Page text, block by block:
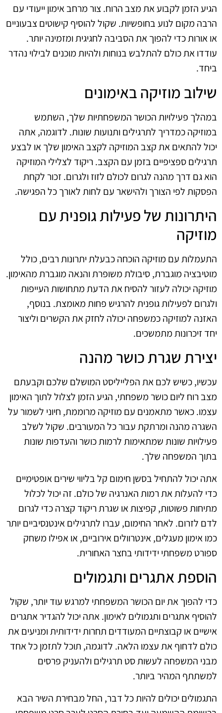
הגיע הזמן לקבוע את מצב הרוח. צור מרחב אימון ייעודי עם
הרבה מקום לנוע בחופשיות. שקול להוסיף קישוטים צבעוניים
או אורות כדי להפוך את הסביבה לחגיגית ומזמינה יותר.
עודדו את כולם להתלבש בנוחות ולהיות מוכנים לבילוי נהדר
ביחד.
שילוב מוזיקה באימונים
במהלך פעילויות הכושר המשפחתיות שלך, השתמש
במוזיקה כמדריך לתרגילים ותנועות שונות. לדוגמה, אתה
יכול להתאים את קצב המוזיקה לקצב האימון שלך או לבצע
תרגילים ספציפיים בזמן עם הקצב. ריקוד לצלילי המוזיקה
הוא גם דרך מהנה לגרום לכולם לזוז ולגרום. זכור לקחת
הפסקות לפי הצורך ולהישאר עם לחות לאורך כל הפגישה.
היתרונות של פעילות גופנית עם
מוזיקה
התעמלות עם מוזיקה הוכחה כבעלת יתרונות רבים, כולל
מוטיבציה מוגברת, סיבולת משופרת והנאה מוגברת מהאימון.
מוזיקה יכולה לעזור להסיח את הדעת מתחושות העייפות
ולגרום לפעילות גופנית להרגיש פחות מאומצת. בנוסף,
האזנה למוזיקה כמשפחה יכולה לחזק את הקשרים וליצור
יחד זיכרונות מתמשכים.
יצירת שגרת כושר מהנה
עכשיו, כשיש לכם את הפלייליסט המושלם שלכם וקבעתם
מצב רוח ליום כושר משפחתי, הגיע הזמן לצלול לתוך האימון
עצמו. כאשר מתאמנים עם מוזיקה מרוממת, חיוני לשמור על
השגרה מהנה ומרתקת עבור כל המעורבים. שקול לשלב
פעילויות שונות שמתאימות לרמות כושר והעדפות שונות
בתוך המשפחה שלך.
אתה יכול להתחיל בסשן חימום קל בליווי שירים אופטימיים
כדי להעלות את רמות האנרגיה של כולם. זה יכול לכלול
מתיחות פשוטות, קפיצות או שגרת ריקוד קצרה כדי לגרום
לדם לזרום. לאחר החימום, עברו לתרגילים אינטנסיביים יותר
כמו אימון מעגלים, אינטרוולים אירוביים, או אפילו משחק
ספורט משפחתי ידידותי בחצר האחורית.
הוספת אתגרים ותגמולים
כדי להפוך את יום הכושר המשפחתי למרגש עוד יותר, שקול
להוסיף אתגרים ותגמולים לאימון. אתה יכול להגדיר אתגרים
אישיים או קבוצתיים המעודדים תחרות ידידותית ומניעים את
כולם לדחוף את עצמו הלאה. לדוגמה, תוכל לתזמן כל אחד
מבני המשפחה לעשות סט תרגילים ולהעניק פרסים
למשתתף המהיר ביותר.
התגמולים יכולים להיות כל דבר, החל מבחירת השיר הבא